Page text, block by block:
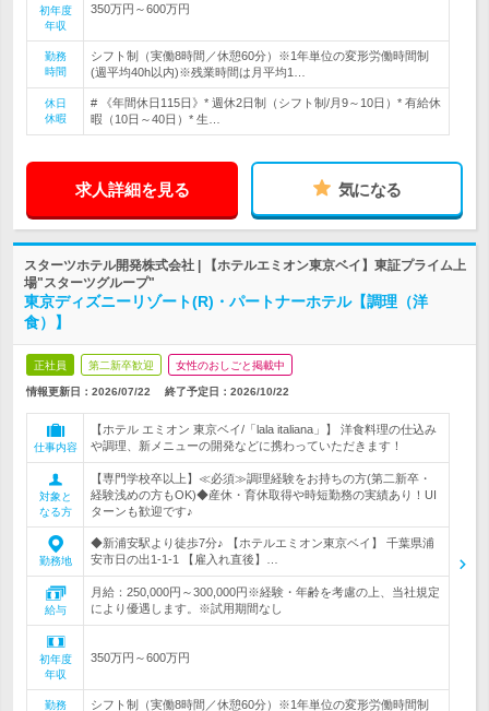
初年度
年収
350万円～600万円
勤務
時間
シフト制（実働8時間／休憩60分）※1年単位の変形労働時間制
(週平均40h以内)※残業時間は月平均1…
休日
休暇
# 《年間休日115日》* 週休2日制（シフト制/月9～10日）* 有給休
暇（10日～40日）* 生…
求人詳細を見る 気になる
スターツホテル開発株式会社 | 【ホテルエミオン東京ベイ】東証プライム上
場"スターツグループ"
東京ディズニーリゾート(R)・パートナーホテル【調理（洋
食）】
正社員 第二新卒歓迎 女性のおしごと掲載中
情報更新日：2026/07/22 終了予定日： 2026/10/22
仕事内容
【ホテル エミオン 東京ベイ/「lala italiana」】 洋食料理の仕込み
や調理、新メニューの開発などに携わっていただきます！
対象と
なる方
【専門学校卒以上】≪必須≫調理経験をお持ちの方(第二新卒・
経験浅めの方もOK)◆産休・育休取得や時短勤務の実績あり！UI
ターンも歓迎です♪
勤務地
◆新浦安駅より徒歩7分♪ 【ホテルエミオン東京ベイ】 千葉県浦
安市日の出1-1-1 【雇入れ直後】…
給与
月給：250,000円～300,000円※経験・年齢を考慮の上、当社規定
により優遇します。※試用期間なし
初年度
年収
350万円～600万円
勤務
シフト制（実働8時間／休憩60分）※1年単位の変形労働時間制